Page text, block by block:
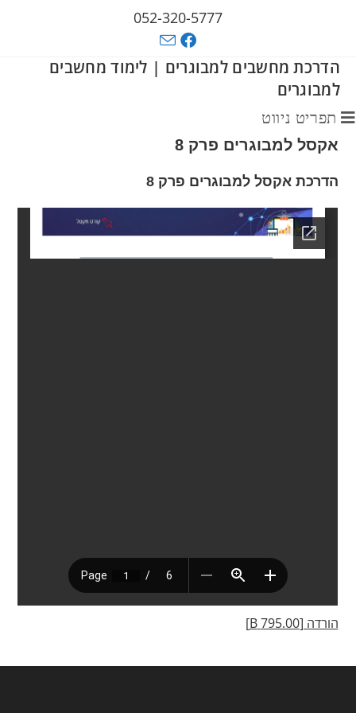
052-320-5777
הדרכת מחשבים למבוגרים | לימוד מחשבים
למבוגרים
תפריט ניווט
אקסל למבוגרים פרק 8
הדרכת אקסל למבוגרים פרק 8
הורדה [795.00 B]